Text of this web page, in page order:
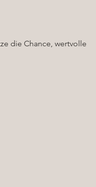
die Chance, wertvolle